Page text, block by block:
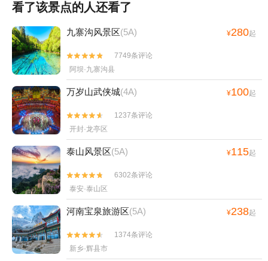
看了该景点的人还看了
九寨沟风景区(5A) ¥280起


7749条评论
阿坝·九寨沟县
万岁山武侠城(4A) ¥100起


1237条评论
开封·龙亭区
泰山风景区(5A) ¥115起


6302条评论
泰安·泰山区
河南宝泉旅游区(5A) ¥238起


1374条评论
新乡·辉县市